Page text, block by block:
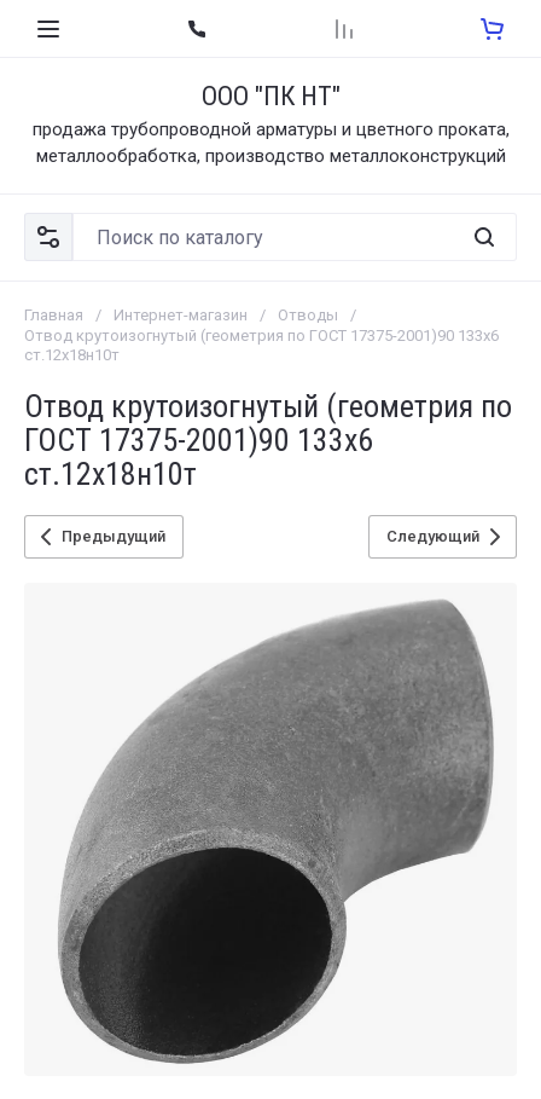
ООО "ПК НТ"
продажа трубопроводной арматуры и цветного проката,
металлообработка, производство металлоконструкций
Главная / Интернет-магазин / Отводы
/
Отвод крутоизогнутый (геометрия по ГОСТ 17375-2001)90 133х6
ст.12х18н10т
Отвод крутоизогнутый (геометрия по
ГОСТ 17375-2001)90 133х6
ст.12х18н10т
Предыдущий Следующий